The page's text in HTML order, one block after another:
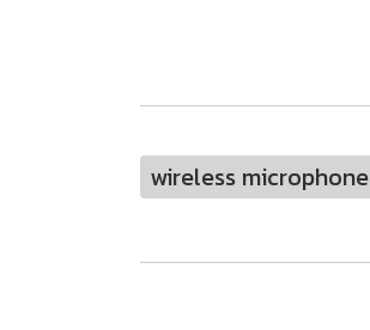
wireless microphone